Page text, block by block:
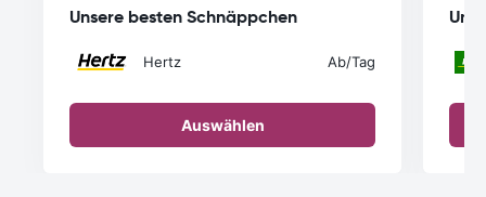
Unsere besten Schnäppchen
Hertz Ab/Tag
Auswählen